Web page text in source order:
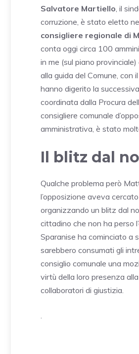
Salvatore Martiello, il
corruzione, è stato eletto
consigliere regionale di
conta oggi circa 100
in me (sul piano
alla guida del Comune, con
hanno digerito la
coordinata dalla Procura
consigliere comunale
amministrativa, è stato
Il blitz dal
Qualche problema però
l’opposizione aveva
organizzando un blitz dal
cittadino che non ha perso
Sparanise ha cominciato a
sarebbero consumati gli
consiglio comunale una
virtù della loro presenza
collaboratori di giustizia.
.